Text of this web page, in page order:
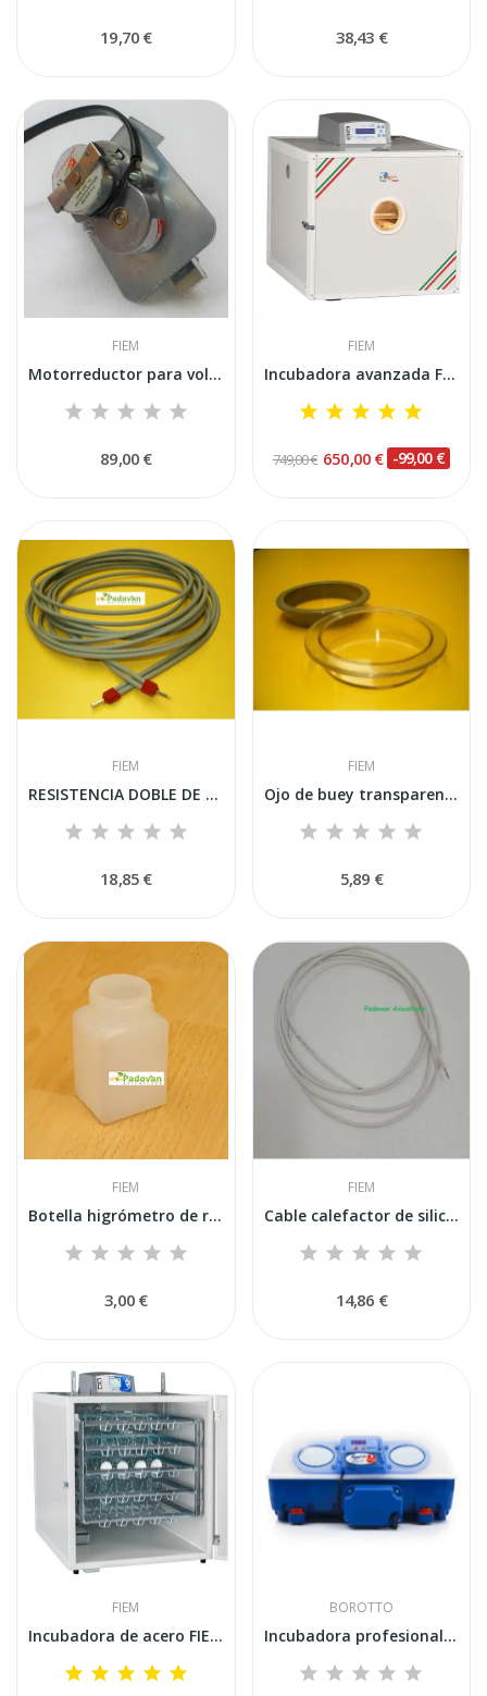
19,70 € 38,43 €
FIEM
Motorreductor para volteador de huevos completo...
89,00 €
FIEM
Incubadora avanzada FIEM A-100 Mini LED para...
749,00 € 650,00 € -99,00 €
FIEM
RESISTENCIA DOBLE DE SILICONA 2,00 m/286 W...
18,85 €
FIEM
Ojo de buey transparente con soporte gris para...
5,89 €
FIEM
Botella higrómetro de repuesto original Fiem
3,00 €
FIEM
Cable calefactor de silicona de 2,06 m y 95 W...
14,86 €
FIEM
Incubadora de acero FIEM MG320S MAXI PRO. Carga...
BOROTTO
Incubadora profesional automática Borotto REAL...